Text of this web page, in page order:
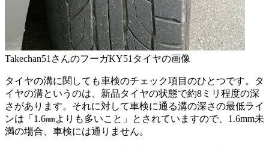
Takechan51さんのフーガKY51タイヤの画像
タイヤの溝に関しても車検のチェック項目のひとつです。タ
イヤの溝というのは、新品タイヤの状態で約8ミリ程度の深
さがあります。それに対して車検に通る溝の深さの最低ライ
ンは「1.6㎜よりも多いこと」とされていますので、1.6mm未
満の場合、車検には通りません。